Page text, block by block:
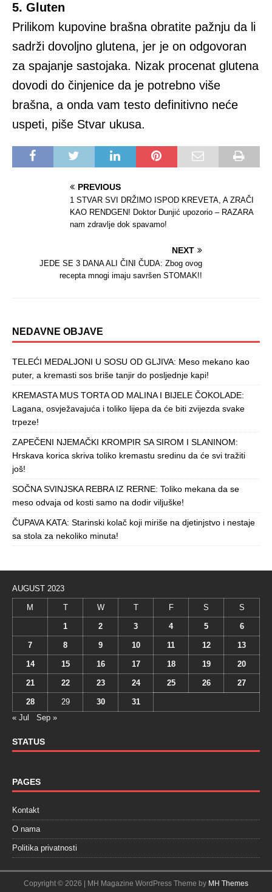
5. Gluten
Prilikom kupovine brašna obratite pažnju da li
sadrži dovoljno glutena, jer je on odgovoran
za spajanje sastojaka. Nizak procenat glutena
dovodi do činjenice da je potrebno više
brašna, a onda vam testo definitivno neće
uspeti, piše Stvar ukusa.
PREVIOUS
1 STVAR SVI DRŽIMO ISPOD KREVETA, A ZRAČI
KAO RENDGEN! Doktor Dunjić upozorio – RAZARA
nam zdravlje dok spavamo!
NEXT
JEDE SE 3 DANA ALI ČINI ČUDA: Zbog ovog
recepta mnogi imaju savršen STOMAK!!
NEDAVNE OBJAVE
TELEĆI MEDALJONI U SOSU OD GLJIVA: Meso mekano kao
puter, a kremasti sos briše tanjir do posljednje kapi!
KREMASTA MUS TORTA OD MALINA I BIJELE ČOKOLADE:
Lagana, osvježavajuća i toliko lijepa da će biti zvijezda svake
trpeze!
ZAPEČENI NJEMAČKI KROMPIR SA SIROM I SLANINOM:
Hrskava korica skriva toliko kremastu sredinu da će svi tražiti
još!
SOČNA SVINJSKA REBRA IZ RERNE: Toliko mekana da se
meso odvaja od kosti samo na dodir viljuške!
ČUPAVA KATA: Starinski kolač koji miriše na djetinjstvo i nestaje
sa stola za nekoliko minuta!
AUGUST 2023
M T W T F S S
1 2 3 4 5 6
7 8 9 10 11 12 13
14 15 16 17 18 19 20
21 22 23 24 25 26 27
28 29 30
31
« Jul
Sep »
STATUS
PAGES
Kontakt
O nama
Politika privatnosti
Copyright © 2026 | MH Magazine WordPress Theme by MH Themes